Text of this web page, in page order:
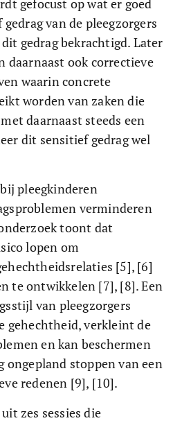
gefocust op wat er goed
van de pleegzorgers
gedrag bekrachtigd. Later
daarnaast ook correctieve
waarin concrete
worden van zaken die
daarnaast steeds een
dit sensitief gedrag wel
pleegkinderen
verminderen
toont dat
lopen om
[5], [6]
te ontwikkelen [7], [8]. Een
van pleegzorgers
gehechtheid, verkleint de
en kan beschermen
ongepland stoppen van een
redenen [9], [10].
zes sessies die